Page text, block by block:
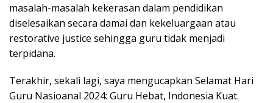
masalah-masalah kekerasan dalam pendidikan
diselesaikan secara damai dan kekeluargaan atau
restorative justice sehingga guru tidak menjadi
terpidana.
Terakhir, sekali lagi, saya mengucapkan Selamat Hari
Guru Nasioanal 2024: Guru Hebat, Indonesia Kuat.